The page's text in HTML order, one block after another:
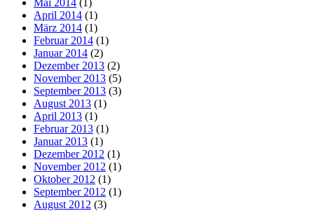
April 2014 (1)
März 2014 (1)
Februar 2014 (1)
Januar 2014 (2)
Dezember 2013 (2)
November 2013 (5)
September 2013 (3)
August 2013 (1)
April 2013 (1)
Februar 2013 (1)
Januar 2013 (1)
Dezember 2012 (1)
November 2012 (1)
Oktober 2012 (1)
September 2012 (1)
August 2012 (3)